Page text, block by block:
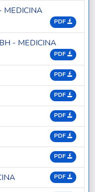
MEDICINA
PDF
- MEDICINA
PDF
PDF
PDF
PDF
PDF
PDF
PDF